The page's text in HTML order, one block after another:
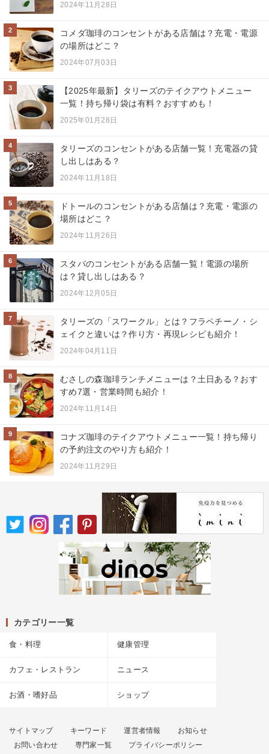
2024年11月28日
2
コメダ珈琲のコンセントがある店舗は？充電・電源
の場所はどこ？
2024年07月03日
3
【2025年最新】タリーズのテイクアウトメニュー
一覧！持ち帰り袋は有料？おすすめも！
2025年01月28日
4
タリーズのコンセントがある店舗一覧！充電器の貸
し出しはある？
2024年11月18日
5
ドトールのコンセントがある店舗は？充電・電源の
場所はどこ？
2024年11月26日
6
スタバのコンセントがある店舗一覧！電源の場所
は？貸し出しはある？
2024年12月05日
7
タリーズの「スワークル」とは？フラペチーノ・シ
ェイクと違いは？作り方・再現レシピも紹介！
2024年04月11日
8
むさしの森珈琲ランチメニューは？土日ある？おす
すめ7選・営業時間も紹介！
2024年11月14日
9
コナズ珈琲のテイクアウトメニュー一覧！持ち帰り
の予約注文のやり方も紹介！
2024年11月29日
カテゴリー一覧
食・料理 健康管理
カフェ・レストラン ニュース
お酒・嗜好品 ショップ
サイトマップ キーワード 運営者情報
お知らせ
お問い合わせ
専門家一覧 プライバシーポリシー